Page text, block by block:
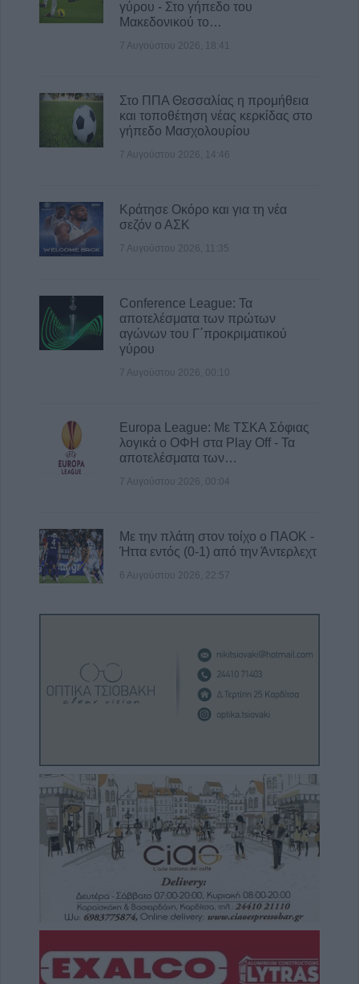
Τοποθετήθηκε ο νέος χλοοτάπητας στο
Δημοτικό Γήπεδο Μουζακίου (+Φώτο)
γύρου - Στο γήπεδο του
Μακεδονικού το…
7 Αυγούστου 2026, 18:41
Στο ΠΠΑ Θεσσαλίας η προμήθεια
και τοποθέτηση νέας κερκίδας στο
γήπεδο Μασχολουρίου
7 Αυγούστου 2026, 14:46
Κράτησε Οκόρο και για τη νέα
σεζόν ο ΑΣΚ
7 Αυγούστου 2026, 11:35
Conference League: Τα
αποτελέσματα των πρώτων
αγώνων του Γ΄προκριματικού
γύρου
7 Αυγούστου 2026, 00:10
Europa League: Με ΤΣΚΑ Σόφιας
λογικά ο ΟΦΗ στα Play Off - Τα
αποτελέσματα των…
7 Αυγούστου 2026, 00:04
Με την πλάτη στον τοίχο ο ΠΑΟΚ -
Ήττα εντός (0-1) από την Άντερλεχτ
6 Αυγούστου 2026, 22:57